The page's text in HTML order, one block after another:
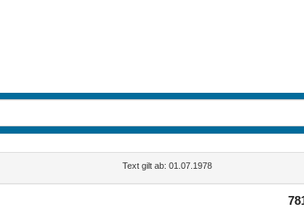
Text gilt ab: 01.07.1978